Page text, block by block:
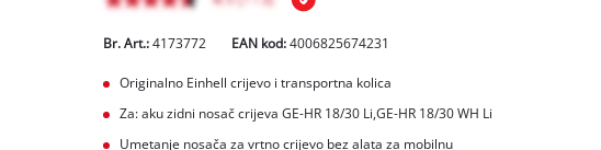
Br. Art.: 4173772 EAN kod:4006825674231
Originalno Einhell crijevo i transportna kolica
Za: aku zidni nosač crijeva GE-HR 18/30 Li,GE-HR 18/30 WH Li
Umetanje nosača za vrtno crijevo bez alata za mobilnu